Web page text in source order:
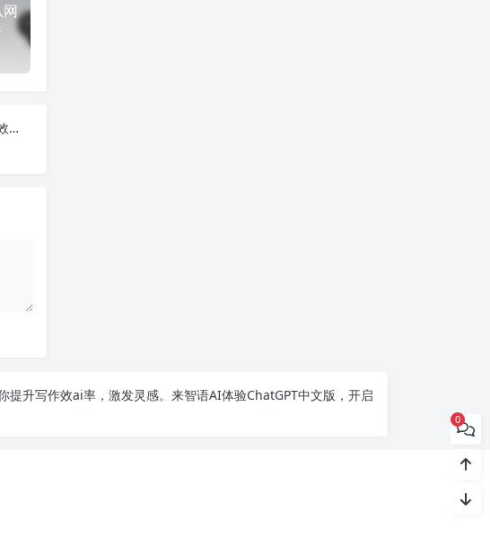
Chat中文网：全新聊天体验，热门话题、表情特效，轻松接触更多有趣灵魂！
提升写作效ai率，激发灵感。来智语AI体验ChatGPT中文版 ，开启
0